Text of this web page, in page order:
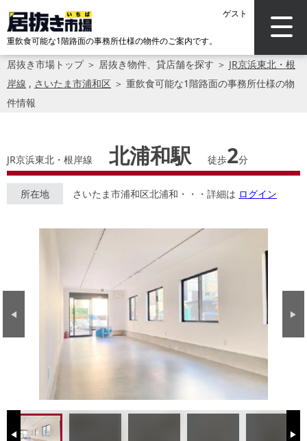
ゲスト
重飲食可能な1階路面の事務所仕様の物件のご案内です。
居抜き市場トップ＞ 居抜き物件、貸店舗を探す ＞ JR京浜東北・根
岸線 , さいたま市浦和区 ＞ 重飲食可能な1階路面の事務所仕様の物
件情報
JR京浜東北・根岸線 北浦和駅 徒歩2分
所在地 さいたま市浦和区北浦和・・・詳細は ログイン
Previous Next
Previous Next